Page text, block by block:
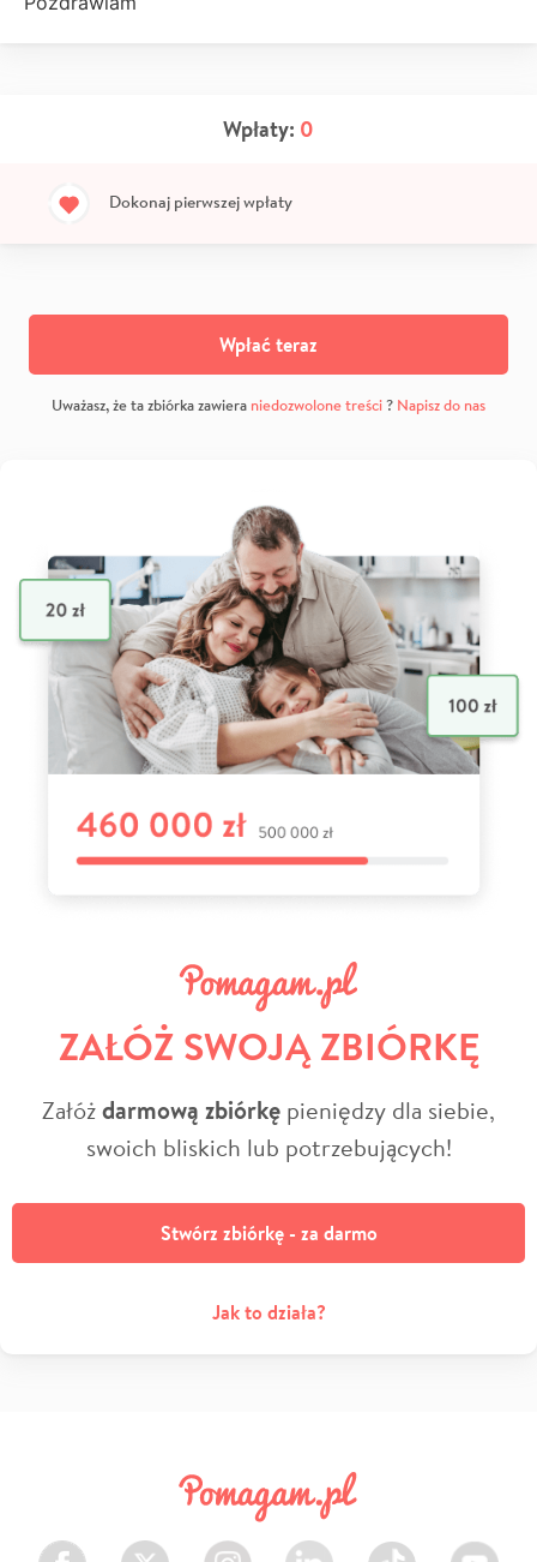
Wpłaty: 0
Dokonaj pierwszej wpłaty
Wpłać teraz
Uważasz, że ta zbiórka zawiera niedozwolone treści? Napisz do nas
ZAŁÓŻ SWOJĄ ZBIÓRKĘ
Załóżdarmową zbiórkę pieniędzy dla siebie,
swoich bliskich lub potrzebujących!
Stwórz zbiórkę - za darmo
Jak to działa?
Facebook Twitter Instagram LinkedIn TikTok Youtube